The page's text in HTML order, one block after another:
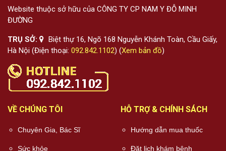
Website thuộc sở hữu của CÔNG TY CP NAM Y ĐỖ MINH
ĐƯỜNG
TRỤ SỞ:
Biệt thự 16, Ngõ 168 Nguyễn Khánh Toàn, Cầu Giấy,
Hà Nội (Điện thoại: 092.842.1102) (Xem bản đồ)
VỀ CHÚNG TÔI
Chuyên Gia, Bác Sĩ
Sức khỏe
HỖ TRỢ & CHÍNH SÁCH
Hướng dẫn mua thuốc
Đặt lịch khám bệnh